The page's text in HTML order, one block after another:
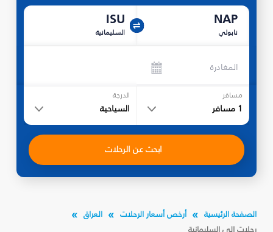
NAP
نابولي
ISU
السليمانية‎
المغادرة
مسافر
1 مسافر
الدرجة
السياحية
ابحث عن الرحلات
الصفحة الرئيسية أرخص أسعار الرحلات
العراق
رحلات إلى السليمانية‎